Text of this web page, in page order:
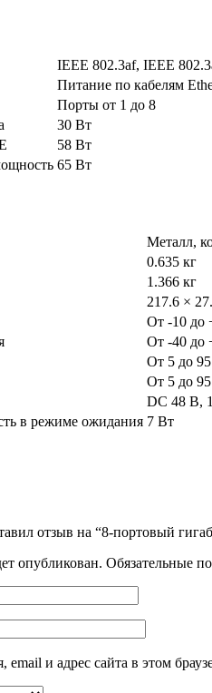
IEEE 802.3af, IEEE
Питание по кабелям
Порты от 1 до 8
30 Вт
58 Вт
65 Вт
Металл,
0.635 кг
1.366 кг
217.6 ×
От -10 до
От -40 до
От 5 до 95
От 5 до 95
DC 48 В,
в режиме ожидания 7 Вт
отзыв на “8-портовый
опубликован. Обязательные
email и адрес сайта в этом